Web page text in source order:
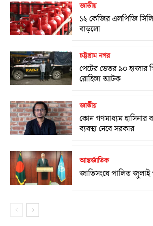
জাতীয়
১২ কেজির এলপিজি
বাড়লো
চট্টগ্রাম নগর
পেটের ভেতর ৯০ হাজার
রোহিঙ্গা আটক
জাতীয়
কোন গণমাধ্যম হাসিনার
ব্যবস্থা নেবে সরকার
আন্তর্জাতিক
জাতিসংঘে পালিত জুলাই